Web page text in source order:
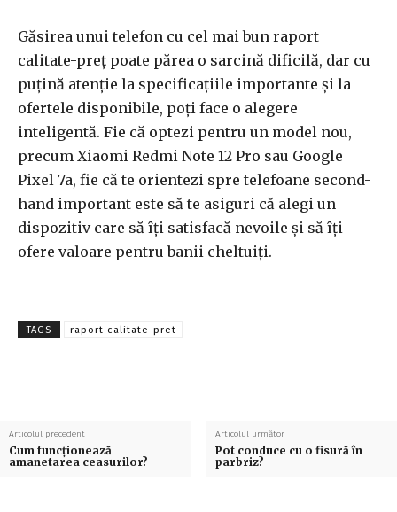
Găsirea unui telefon cu cel mai bun raport
calitate-preț poate părea o sarcină dificilă, dar cu
puțină atenție la specificațiile importante și la
ofertele disponibile, poți face o alegere
inteligentă. Fie că optezi pentru un model nou,
precum Xiaomi Redmi Note 12 Pro sau Google
Pixel 7a, fie că te orientezi spre telefoane second-
hand important este să te asiguri că alegi un
dispozitiv care să îți satisfacă nevoile și să îți
ofere valoare pentru banii cheltuiți.
TAGS raport calitate-pret
Articolul precedent
Cum funcționează
amanetarea ceasurilor?
Articolul următor
Pot conduce cu o fisură în
parbriz?